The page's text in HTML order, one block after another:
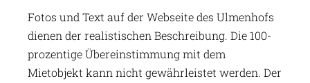
Fotos und Text auf der Webseite des Ulmenhofs
dienen der realistischen Beschreibung. Die 100-
prozentige Übereinstimmung mit dem
Mietobjekt kann nicht gewährleistet werden. Der